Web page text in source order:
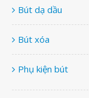
Bút dạ dầu
Bút xóa
Phụ kiện bút